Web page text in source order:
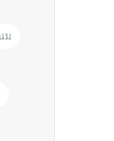
ม